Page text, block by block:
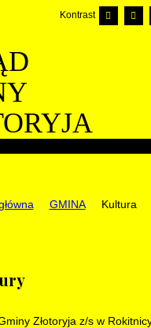
Kontrast
GMINA Kultura
Złotoryja z/s w